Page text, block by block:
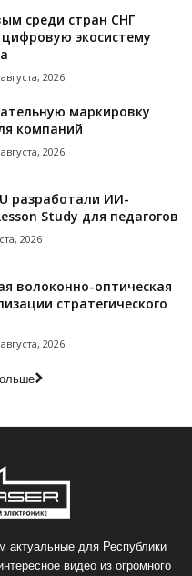
среди стран СНГ
экосистему
2026
маркировку
компаний
2026
разработали ИИ-
Study для педагогов
2026
волоконно-оптическая
стратегического
2026
актуальные для Республики
видео из огромного